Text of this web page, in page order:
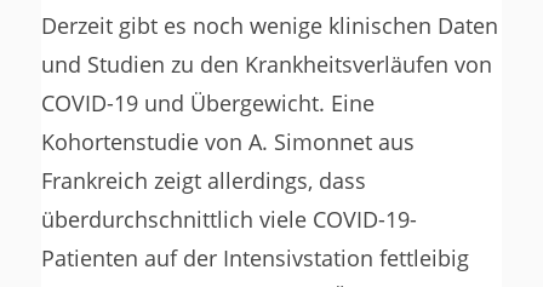
Derzeit gibt es noch wenige klinischen Daten
und Studien zu den Krankheitsverläufen von
COVID-19 und Übergewicht. Eine
Kohortenstudie von A. Simonnet aus
Frankreich zeigt allerdings, dass
überdurchschnittlich viele COVID-19-
Patienten auf der Intensivstation fettleibig